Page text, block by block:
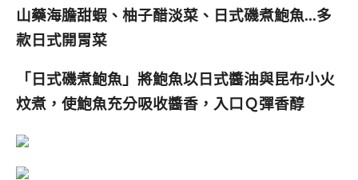
山藥海膽甜蝦、柚子醋淡菜、日式磯煮鮑魚…多
款日式開胃菜
「日式磯煮鮑魚」將鮑魚以日式醬油與昆布小火
炆煮，使鮑魚充分吸收醬香，入口Ｑ彈香醇